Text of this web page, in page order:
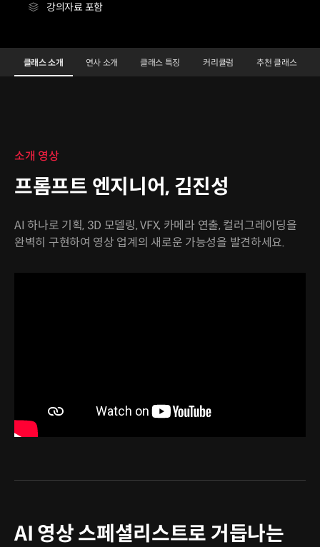
강의자료 포함
프롬프트 엔지니어 김진성3 VODDetails
Configuration Information Shortcuts
클래스 소개 연사 소개 클래스 특징 커리큘럼 추천 클래스
소개 영상
프롬프트 엔지니어, 김진성
AI 하나로 기획, 3D 모델링, VFX, 카메라 연출, 컬러그레이딩을
완벽히 구현하여 영상 업계의 새로운 가능성을 발견하세요.
AI 영상 스페셜리스트로 거듭나는